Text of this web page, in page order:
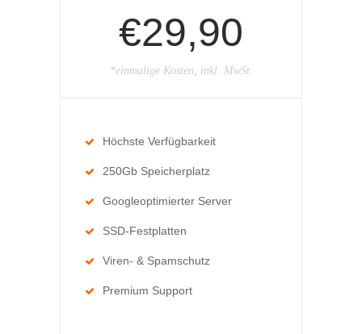
€29,90
*einmalige Kosten, inkl. MwSt.
Höchste Verfügbarkeit
250Gb Speicherplatz
Googleoptimierter Server
SSD-Festplatten
Viren- & Spamschutz
Premium Support